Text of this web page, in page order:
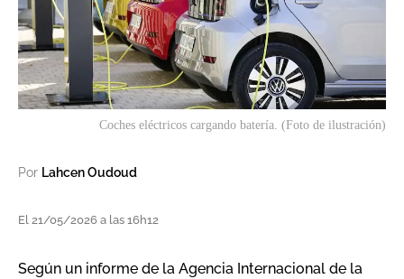
Coches eléctricos cargando batería. (Foto de ilustración)
Por Lahcen Oudoud
El 21/05/2026 a las 16h12
Según un informe de la Agencia Internacional de la